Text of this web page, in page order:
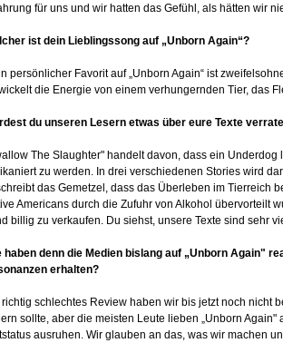
für uns und wir hatten das Gefühl, als hätten wir
ist dein Lieblingssong auf „Unborn Again“?
persönlicher Favorit auf „Unborn Again“ ist
die Energie von einem verhungernden Tier, das
du unseren Lesern etwas über eure Texte
The Slaughter" handelt davon, dass ein
zu werden. In drei verschiedenen Stories wird
das Gemetzel, dass das Überleben im Tierreich
Americans durch die Zufuhr von Alkohol übervorteilt
billig zu verkaufen. Du siehst, unsere Texte sind sehr
haben denn die Medien bislang auf „Unborn Again"
erhalten?
richtig schlechtes Review haben wir bis jetzt noch nicht
sollte, aber die meisten Leute lieben „Unborn
ausruhen. Wir glauben an das, was wir machen